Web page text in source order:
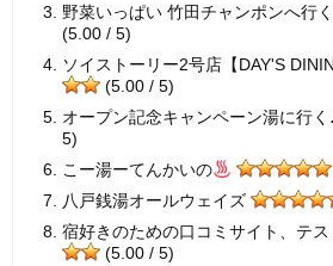
野菜いっぱい 竹田チャンポンへ行
(5.00 / 5)
ソイストーリー2号店【DAY'S
(5.00 / 5)
オープン記念キャンペーン湯に行く
5)
こー湯ーてんかいの
八戸銭湯オールウェイズ
宿好きのための口コミサイト、テス
(5.00 / 5)